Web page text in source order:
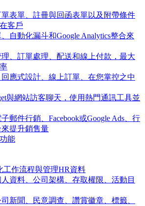
表單、註冊與回函表單以及附帶條件
客戶
自動化漏斗和Google Analytics整合來
、訂單處理、配送和線上付款，最大
回應式設計、線上訂單、在您掌控之中
與網站訪客聊天，使用熱門通訊工具並
郵件行銷、Facebook或Google Ads、行
提升銷售量
能
工作流程與管理HR資料
資料、公司架構、存取權限、活動目
新聞、民意調查、讚賞徽章、標籤、